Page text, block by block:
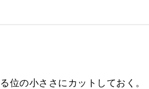
位の小ささにカットしておく。